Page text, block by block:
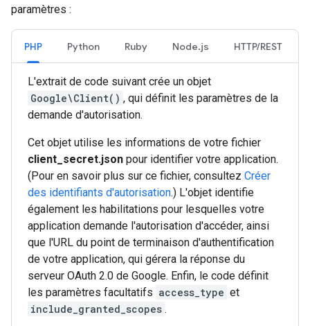
paramètres :
PHP Python Ruby Node.js HTTP/REST
L'extrait de code suivant crée un objet
Google\Client() , qui définit les paramètres de la
demande d'autorisation.
Cet objet utilise les informations de votre fichier
client_secret.json pour identifier votre application.
(Pour en savoir plus sur ce fichier, consultez Créer
des identifiants d'autorisation.) L'objet identifie
également les habilitations pour lesquelles votre
application demande l'autorisation d'accéder, ainsi
que l'URL du point de terminaison d'authentification
de votre application, qui gérera la réponse du
serveur OAuth 2.0 de Google. Enfin, le code définit
les paramètres facultatifs access_type et
include_granted_scopes .